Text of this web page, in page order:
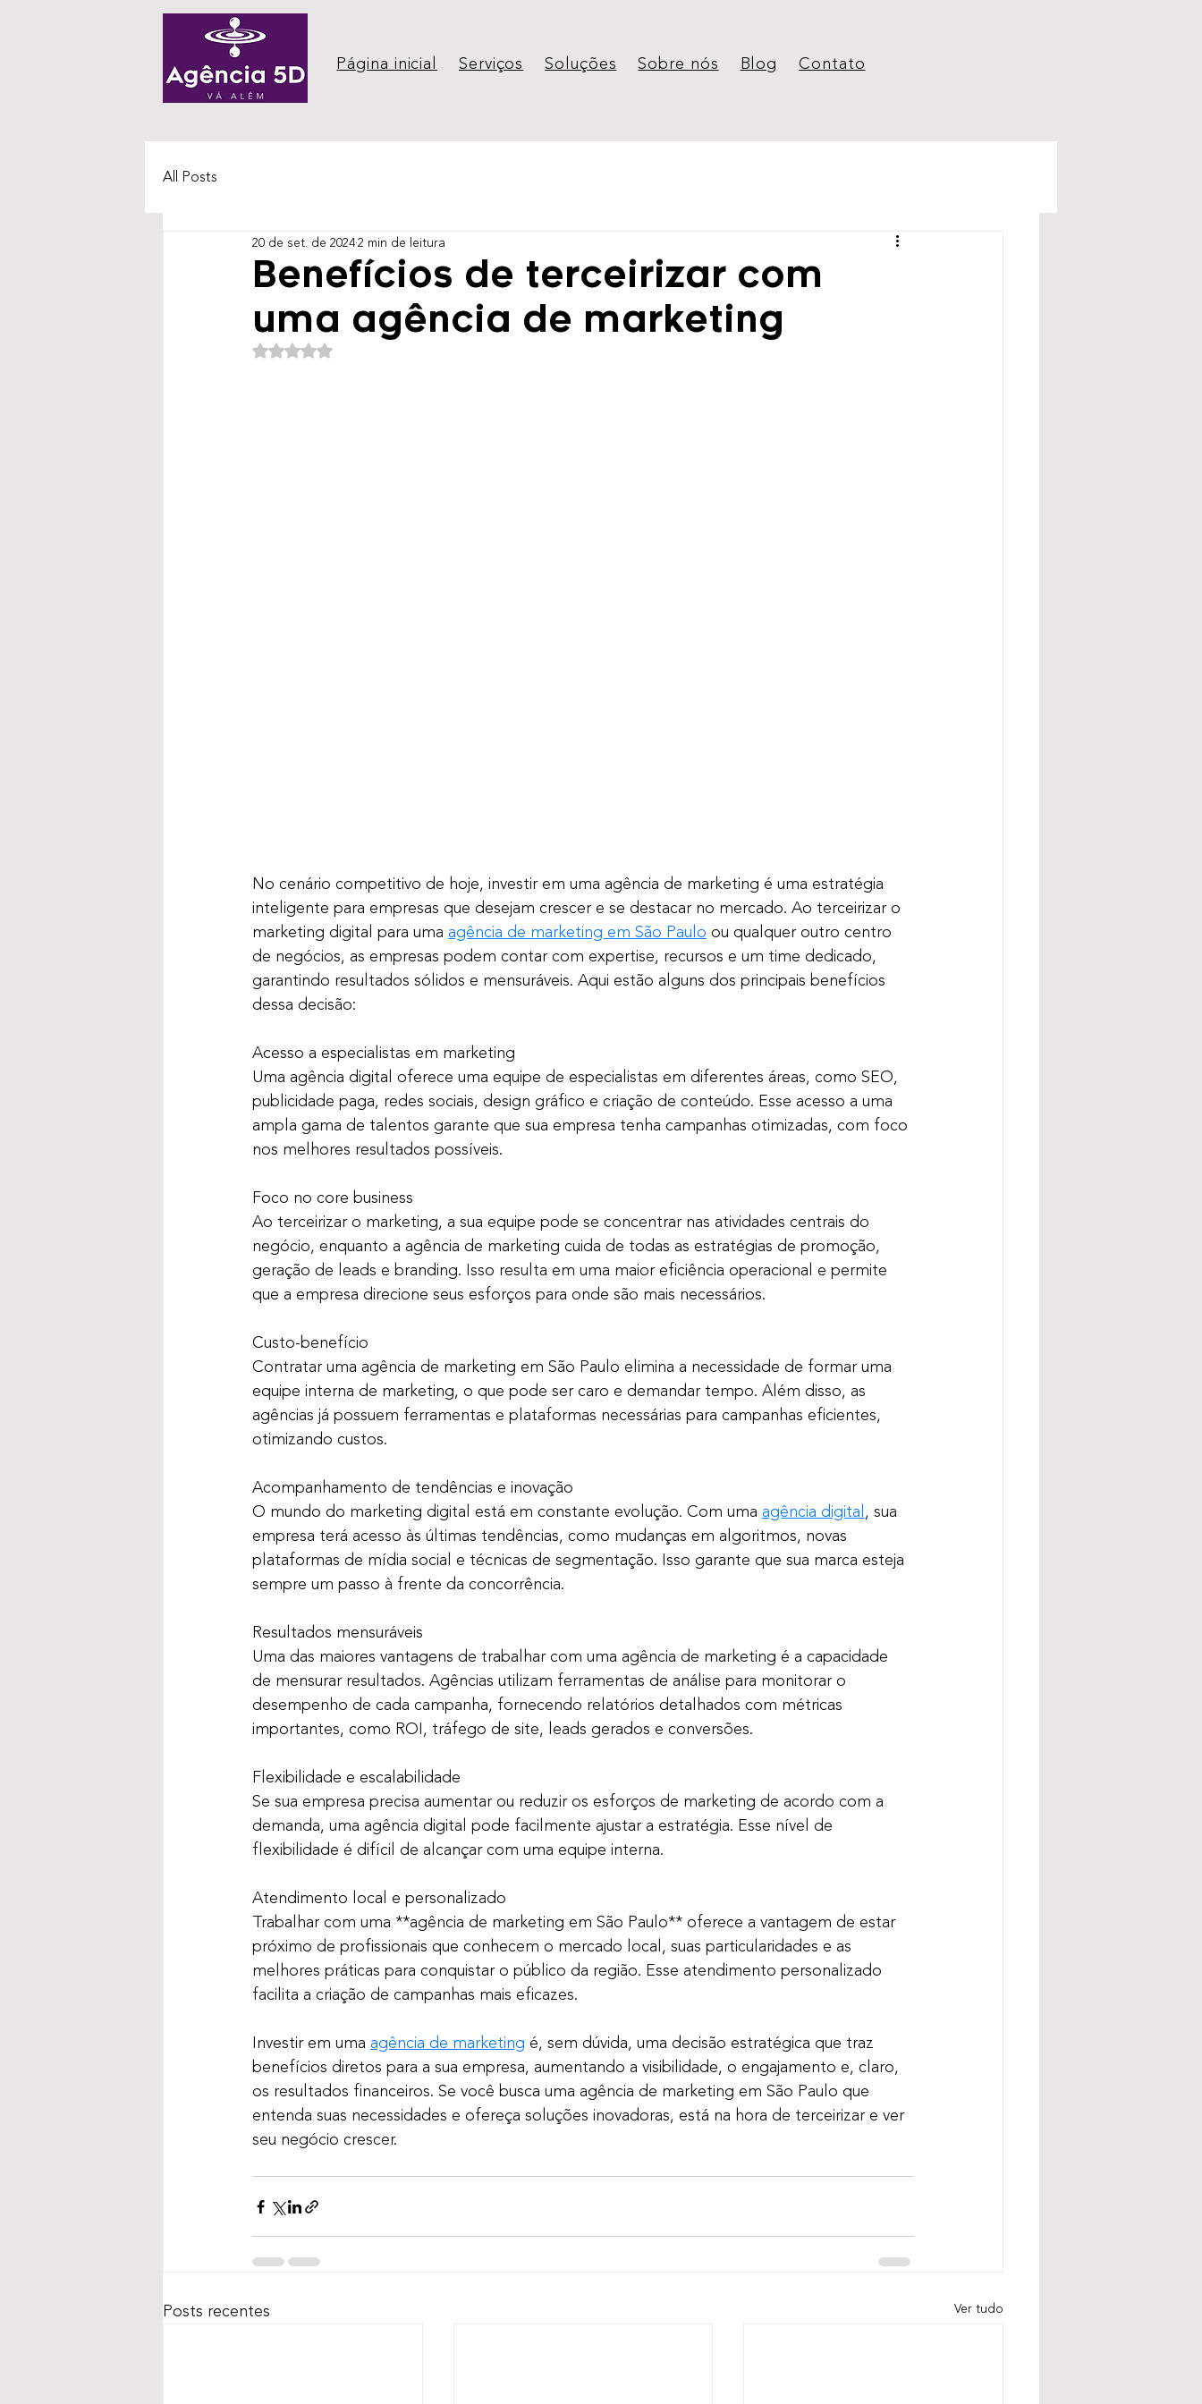
Página inicial Serviços Soluções Sobre nós Blog Contato
All Posts
Benefícios de terceirizar com
uma agência de marketing
20 de set. de 20242 min de leitura
Avaliado com NaN de 5 estrelas.
No cenário competitivo de hoje, investir em uma agência de marketing é uma estratégia
inteligente para empresas que desejam crescer e se destacar no mercado. Ao terceirizar o
marketing digital para uma agência de marketing em São Paulo ou qualquer outro centro
de negócios, as empresas podem contar com expertise, recursos e um time dedicado,
garantindo resultados sólidos e mensuráveis. Aqui estão alguns dos principais benefícios
dessa decisão:
Acesso a especialistas em marketing
Uma agência digital oferece uma equipe de especialistas em diferentes áreas, como SEO,
publicidade paga, redes sociais, design gráfico e criação de conteúdo. Esse acesso a uma
ampla gama de talentos garante que sua empresa tenha campanhas otimizadas, com foco
nos melhores resultados possíveis.
Foco no core business
Ao terceirizar o marketing, a sua equipe pode se concentrar nas atividades centrais do
negócio, enquanto a agência de marketing cuida de todas as estratégias de promoção,
geração de leads e branding. Isso resulta em uma maior eficiência operacional e permite
que a empresa direcione seus esforços para onde são mais necessários.
Custo-benefício
Contratar uma agência de marketing em São Paulo elimina a necessidade de formar uma
equipe interna de marketing, o que pode ser caro e demandar tempo. Além disso, as
agências já possuem ferramentas e plataformas necessárias para campanhas eficientes,
otimizando custos.
Acompanhamento de tendências e inovação
O mundo do marketing digital está em constante evolução. Com uma agência digital, sua
empresa terá acesso às últimas tendências, como mudanças em algoritmos, novas
plataformas de mídia social e técnicas de segmentação. Isso garante que sua marca esteja
sempre um passo à frente da concorrência.
Resultados mensuráveis
Uma das maiores vantagens de trabalhar com uma agência de marketing é a capacidade
de mensurar resultados. Agências utilizam ferramentas de análise para monitorar o
desempenho de cada campanha, fornecendo relatórios detalhados com métricas
importantes, como ROI, tráfego de site, leads gerados e conversões.
Flexibilidade e escalabilidade
Se sua empresa precisa aumentar ou reduzir os esforços de marketing de acordo com a
demanda, uma agência digital pode facilmente ajustar a estratégia. Esse nível de
flexibilidade é difícil de alcançar com uma equipe interna.
Atendimento local e personalizado
Trabalhar com uma **agência de marketing em São Paulo** oferece a vantagem de estar
próximo de profissionais que conhecem o mercado local, suas particularidades e as
melhores práticas para conquistar o público da região. Esse atendimento personalizado
facilita a criação de campanhas mais eficazes.
Investir em uma agência de marketing é, sem dúvida, uma decisão estratégica que traz
benefícios diretos para a sua empresa, aumentando a visibilidade, o engajamento e, claro,
os resultados financeiros. Se você busca uma agência de marketing em São Paulo que
entenda suas necessidades e ofereça soluções inovadoras, está na hora de terceirizar e ver
seu negócio crescer.
Posts recentes Ver tudo